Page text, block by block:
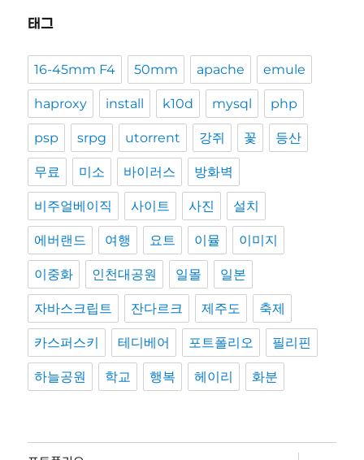
태그
16-45mm F4 50mm apache emule
haproxy install k10d mysql php
psp srpg utorrent 강쥐 꽃 등산
무료 미소 바이러스 방화벽
비주얼베이직 사이트 사진 설치
에버랜드 여행 요트 이뮬 이미지
이중화 인천대공원 일몰 일본
자바스크립트 잔다르크 제주도 축제
카스퍼스키 테디베어 포트폴리오 필리핀
하늘공원 학교 행복 헤이리 화분